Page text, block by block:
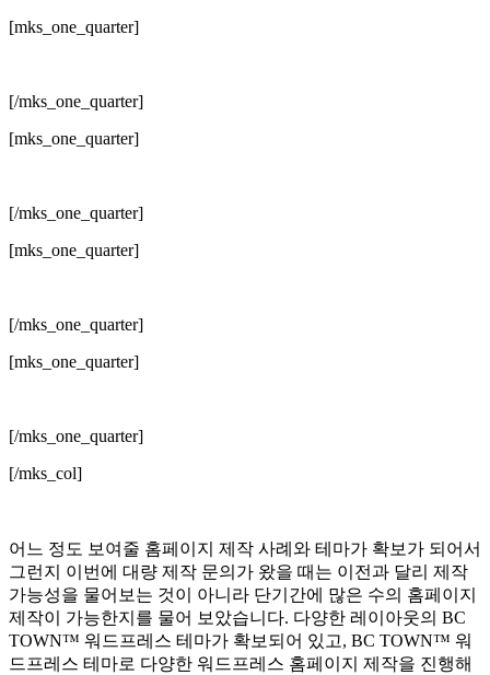
[mks_one_quarter]
[/mks_one_quarter]
[mks_one_quarter]
[/mks_one_quarter]
[mks_one_quarter]
[/mks_one_quarter]
[mks_one_quarter]
[/mks_one_quarter]
[/mks_col]
어느 정도 보여줄 홈페이지 제작 사례와 테마가 확보가 되어서
그런지 이번에 대량 제작 문의가 왔을 때는 이전과 달리 제작
가능성을 물어보는 것이 아니라 단기간에 많은 수의 홈페이지
제작이 가능한지를 물어 보았습니다. 다양한 레이아웃의 BC
TOWN™ 워드프레스 테마가 확보되어 있고, BC TOWN™ 워
드프레스 테마로 다양한 워드프레스 홈페이지 제작을 진행해